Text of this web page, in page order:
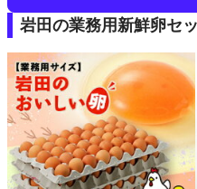
岩田の業務用新鮮卵セ